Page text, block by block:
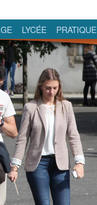
LYCÉE PRATIQUE